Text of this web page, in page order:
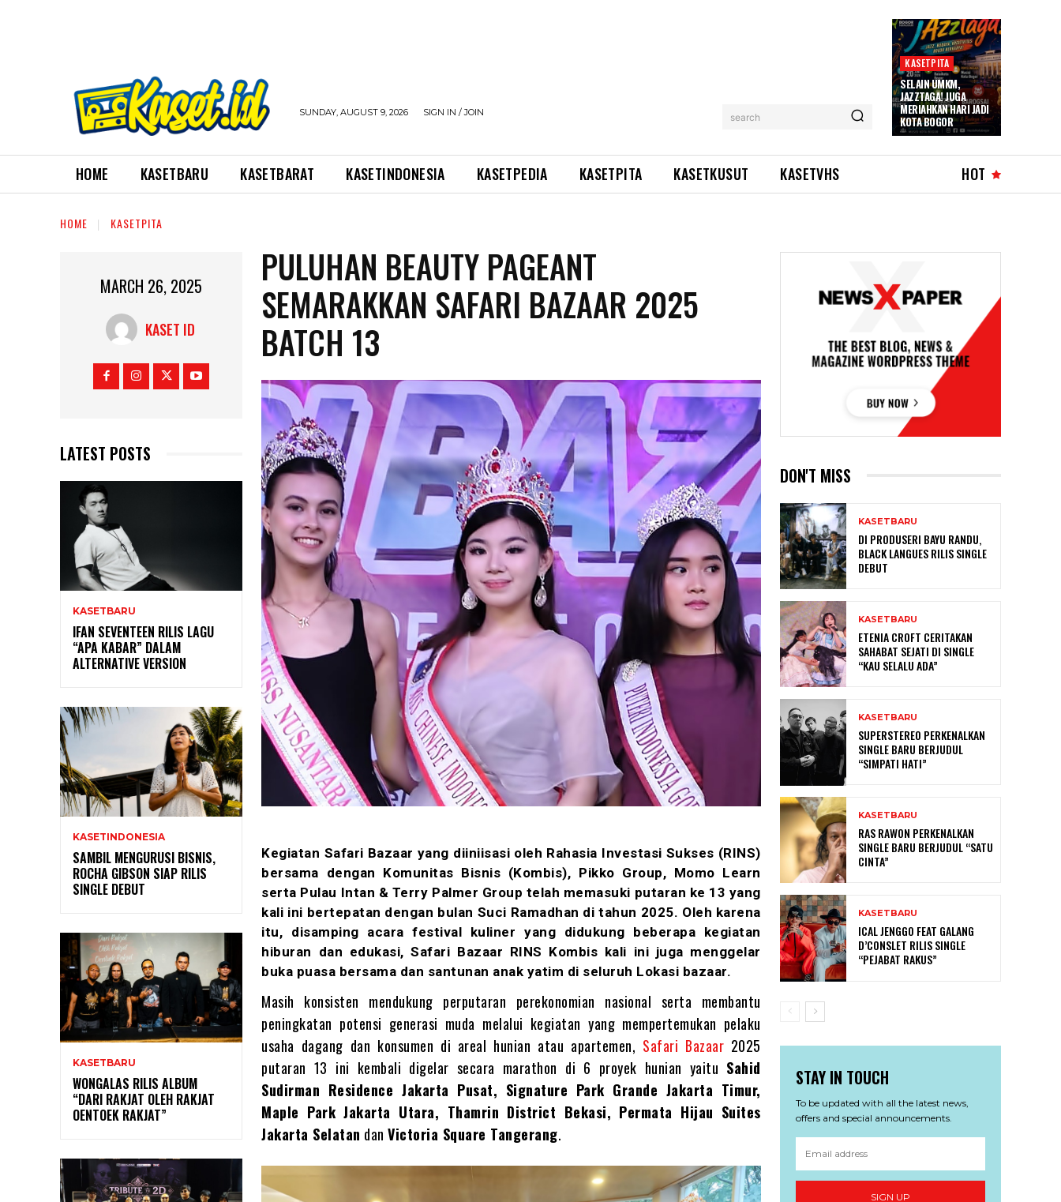
SUNDAY, AUGUST 9, 2026 SIGN IN / JOIN search
KASETPITA
SELAIN UMKM,
JAZZTAGA! JUGA
MERIAHKAN HARI JADI
KOTA BOGOR
HOME KASETBARU KASETBARAT KASETINDONESIA KASETPEDIA KASETPITA KASETKUSUT KASETVHS HOT
HOME KASETPITA
MARCH 26, 2025
KASET ID
LATEST POSTS
KASETBARU
IFAN SEVENTEEN RILIS LAGU
“APA KABAR” DALAM
ALTERNATIVE VERSION
KASETINDONESIA
SAMBIL MENGURUSI BISNIS,
ROCHA GIBSON SIAP RILIS
SINGLE DEBUT
KASETBARU
WONGALAS RILIS ALBUM
“DARI RAKJAT OLEH RAKJAT
OENTOEK RAKJAT”
PULUHAN BEAUTY PAGEANT
SEMARAKKAN SAFARI BAZAAR 2025
BATCH 13
Kegiatan Safari Bazaar yang diiniisasi oleh Rahasia Investasi Sukses (RINS)
bersama dengan Komunitas Bisnis (Kombis), Pikko Group, Momo Learn
serta Pulau Intan & Terry Palmer Group telah memasuki putaran ke 13 yang
kali ini bertepatan dengan bulan Suci Ramadhan di tahun 2025. Oleh karena
itu, disamping acara festival kuliner yang didukung beberapa kegiatan
hiburan dan edukasi, Safari Bazaar RINS Kombis kali ini juga menggelar
buka puasa bersama dan santunan anak yatim di seluruh Lokasi bazaar.
Masih konsisten mendukung perputaran perekonomian nasional serta membantu
peningkatan potensi generasi muda melalui kegiatan yang mempertemukan pelaku
usaha dagang dan konsumen di areal hunian atau apartemen, Safari Bazaar 2025
putaran 13 ini kembali digelar secara marathon di 6 proyek hunian yaitu Sahid
Sudirman Residence Jakarta Pusat, Signature Park Grande Jakarta Timur,
Maple Park Jakarta Utara, Thamrin District Bekasi, Permata Hijau Suites
Jakarta Selatan danVictoria Square Tangerang.
DON'T MISS
KASETBARU
DI PRODUSERI BAYU RANDU,
BLACK LANGUES RILIS SINGLE
DEBUT
KASETBARU
ETENIA CROFT CERITAKAN
SAHABAT SEJATI DI SINGLE
“KAU SELALU ADA”
KASETBARU
SUPERSTEREO PERKENALKAN
SINGLE BARU BERJUDUL
“SIMPATI HATI”
KASETBARU
RAS RAWON PERKENALKAN
SINGLE BARU BERJUDUL “SATU
CINTA”
KASETBARU
ICAL JENGGO FEAT GALANG
D’CONSLET RILIS SINGLE
“PEJABAT RAKUS”
STAY IN TOUCH
To be updated with all the latest news,
offers and special announcements.
SIGN UP